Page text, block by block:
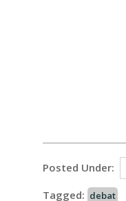
Posted Under:
Tagged: debat